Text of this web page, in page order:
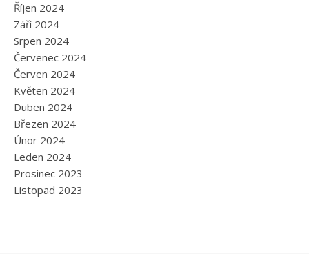
Říjen 2024
Září 2024
Srpen 2024
Červenec 2024
Červen 2024
Květen 2024
Duben 2024
Březen 2024
Únor 2024
Leden 2024
Prosinec 2023
Listopad 2023